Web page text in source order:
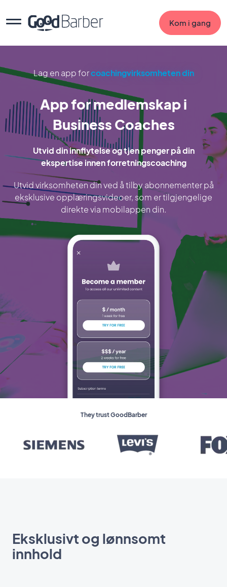
Kom i gang
Lag en app forcoachingvirksomheten din
App for medlemskap i
Business Coaches
Utvid din innflytelse og tjen penger på din
ekspertise innen forretningscoaching
Utvid virksomheten din ved å tilby abonnementer på
eksklusive opplæringsvideoer, som er tilgjengelige
direkte via mobilappen din.
They trust GoodBarber
Eksklusivt og lønnsomt
innhold